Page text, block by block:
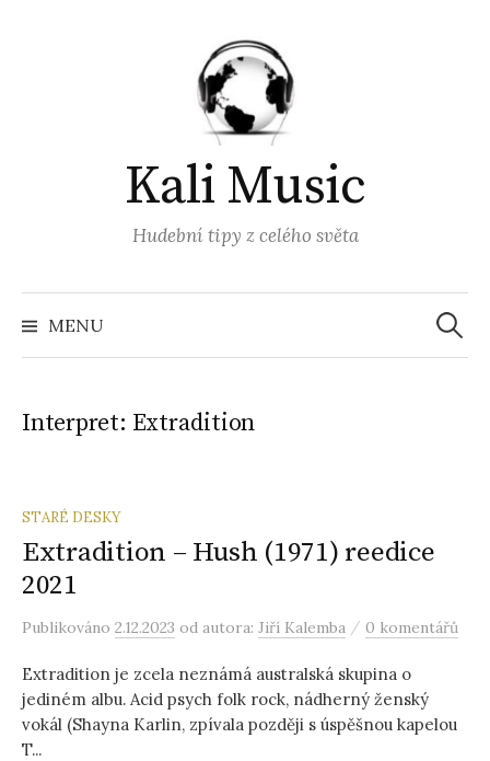
Kali Music
Hudební tipy z celého světa
MENU
Interpret: Extradition
STARÉ DESKY
Extradition – Hush (1971) reedice
2021
Publikováno 2.12.2023 od autora: Jiří Kalemba / 0 komentářů
Extradition je zcela neznámá australská skupina o
jediném albu. Acid psych folk rock, nádherný ženský
vokál (Shayna Karlin, zpívala později s úspěšnou kapelou
T...